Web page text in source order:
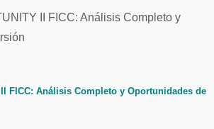
II FICC: Análisis Completo y Oportunidades de